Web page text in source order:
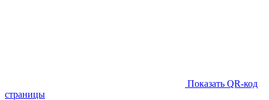
Показать QR-код
страницы